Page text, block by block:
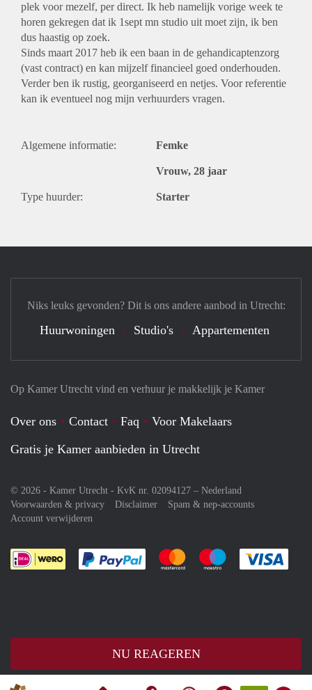
plek voor mezelf, per direct. Ik heb namelijk vorige week te
horen gekregen dat ik 1sept mn studio uit moet zijn, ik ben
dus haastig op zoek.
Sinds maart 2017 heb ik een baan in de gehandicaptenzorg
(vast contract) en kan mijzelf financieel goed onderhouden.
Verder ben ik rustig, georganiseerd en netjes. Voor referentie
kan ik eventueel nog mijn verhuurders vragen.
Algemene informatie: Femke
Vrouw, 28 jaar
Type huurder: Starter
NU REAGEREN
Op Kamer Utrecht vind en verhuur je makkelijk je Kamer
Over ons Contact Faq
Voor Makelaars
Gratis je Kamer aanbieden in Utrecht
© 2026 - Kamer Utrecht - KvK nr. 02094127 – Nederland
Voorwaarden & privacy
Disclaimer
Spam & nep-accounts
Account verwijderen
Je rekent gemakkelijk af met Paypal
Je rekent gemakkelijk af met
Je rekent
Niks leuks gevonden? Dit is ons andere aanbod in Utrecht:
Huurwoningen Studio's Appartementen